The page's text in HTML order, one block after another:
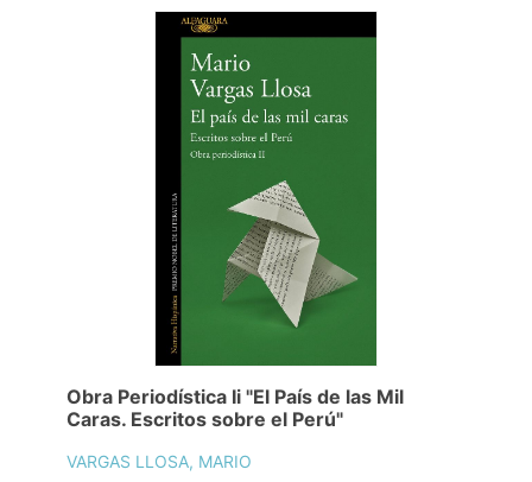
Obra Periodística Ii "El País de las Mil
Caras. Escritos sobre el Perú"
VARGAS LLOSA, MARIO